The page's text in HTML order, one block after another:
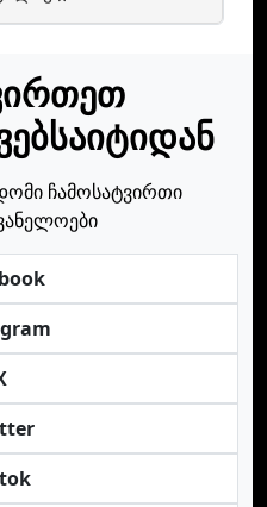
ჩამოსატვირთი